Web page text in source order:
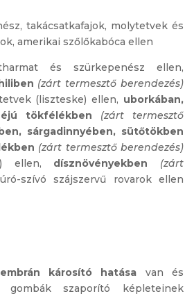
takácsatkafajok, molytetvek és
amerikai szőlőkabóca ellen
és szürkepenész ellen,
(zárt termesztő berendezés)
(liszteske) ellen, uborkában,
tökfélékben (zárt termesztő
sárgadinnyében, sütőtökben
(zárt termesztő berendezés)
ellen, dísznövényekben (zárt
szívó szájszervű rovarok ellen
károsító hatása van és
szaporító képleteinek